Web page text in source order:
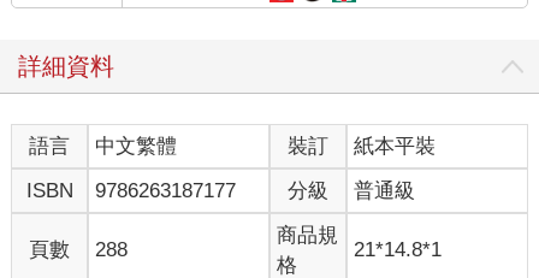
詳細資料
語言 中文繁體 裝訂
紙本平裝
ISBN
9786263187177 分級 普通級
頁數 288
商品規
格
21*14.8*1